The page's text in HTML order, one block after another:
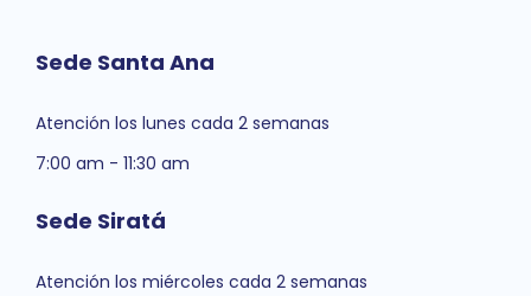
Sede Santa Ana
Atención los lunes cada 2 semanas
7:00 am - 11:30 am
Sede Siratá
Atención los miércoles cada 2 semanas